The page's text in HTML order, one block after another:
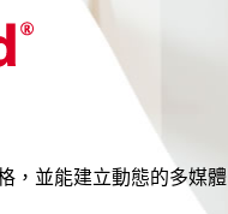
，並能建立動態的多媒體